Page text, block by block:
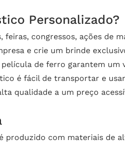
Personalizado?
feiras, congressos, ações de
e crie um brinde
de ferro garantem um
é fácil de transportar e
qualidade a um preço
produzido com materiais de